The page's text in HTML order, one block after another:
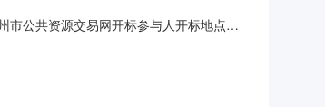
公共资源交易网开标参与人开标地点临